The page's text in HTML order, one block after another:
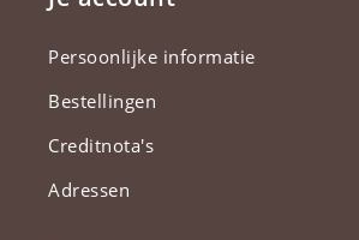
Persoonlijke informatie
Bestellingen
Creditnota's
Adressen